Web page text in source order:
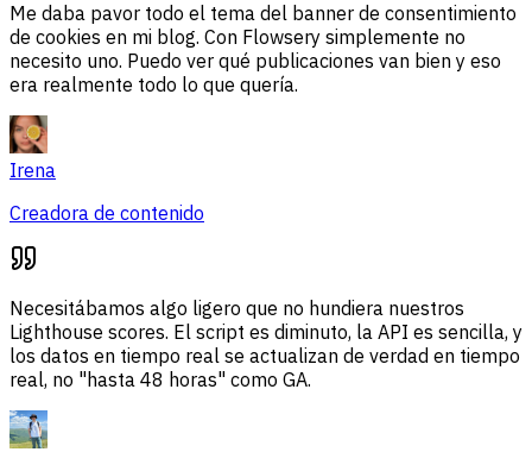
Me daba pavor todo el tema del banner de consentimiento
de cookies en mi blog. Con Flowsery simplemente no
necesito uno. Puedo ver qué publicaciones van bien y eso
era realmente todo lo que quería.
Irena
Creadora de contenido
Necesitábamos algo ligero que no hundiera nuestros
Lighthouse scores. El script es diminuto, la API es sencilla, y
los datos en tiempo real se actualizan de verdad en tiempo
real, no "hasta 48 horas" como GA.